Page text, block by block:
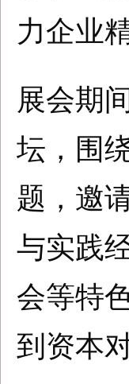
力企业
展会期
坛，围
题，邀
与实践
会等特
到资本